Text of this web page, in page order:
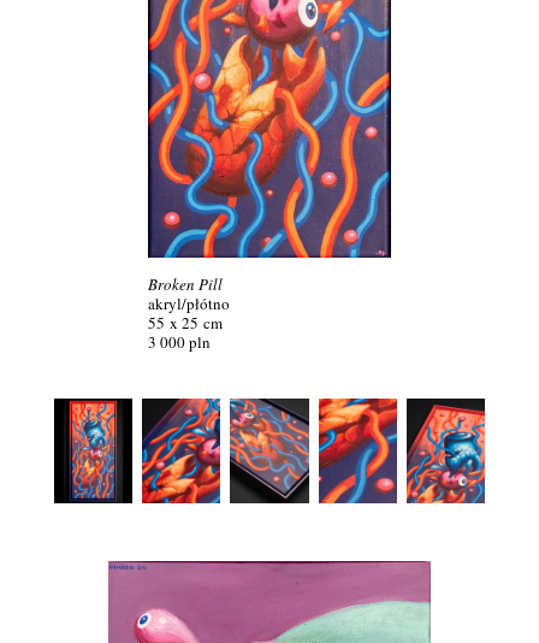
Broken Pill
akryl/płótno
55 x 25 cm
3 000 pln